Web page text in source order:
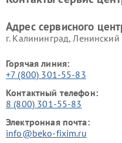
Адрес сервисного
г. Калининград,
Горячая линия:
+7 (800) 301-55-83
Контактный телефон:
8 (800) 301-55-83
Электронная почта:
info@beko-fixim.ru